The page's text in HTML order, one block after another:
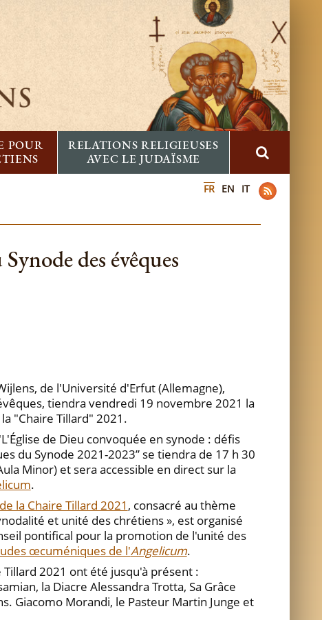
POUR
RELATIONS RELIGIEUSES
AVEC LE JUDAÏSME
FR EN IT
des évêques
de l'Université d'Erfut (Allemagne),
tiendra vendredi 19 novembre 2021 la
"Chaire Tillard" 2021.
de Dieu convoquée en synode : défis
du Synode 2021-2023” se tiendra de 17 h 30
Minor) et sera accessible en direct sur la
.
la Chaire Tillard 2021 , consacré au thème
et unité des chrétiens », est organisé
pontifical pour la promotion de l'unité des
œcuméniques de l'Angelicum.
2021 ont été jusqu'à présent :
la Diacre Alessandra Trotta, Sa Grâce
Giacomo Morandi, le Pasteur Martin Junge et